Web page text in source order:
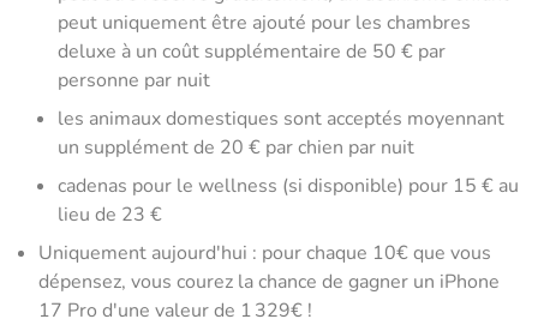
peut uniquement être ajouté pour les chambres
deluxe à un coût supplémentaire de 50 € par
personne par nuit
les animaux domestiques sont acceptés moyennant
un supplément de 20 € par chien par nuit
cadenas pour le wellness (si disponible) pour 15 € au
lieu de 23 €
Uniquement aujourd'hui : pour chaque 10€ que vous
dépensez, vous courez la chance de gagner un iPhone
17 Pro d'une valeur de 1 329€ !